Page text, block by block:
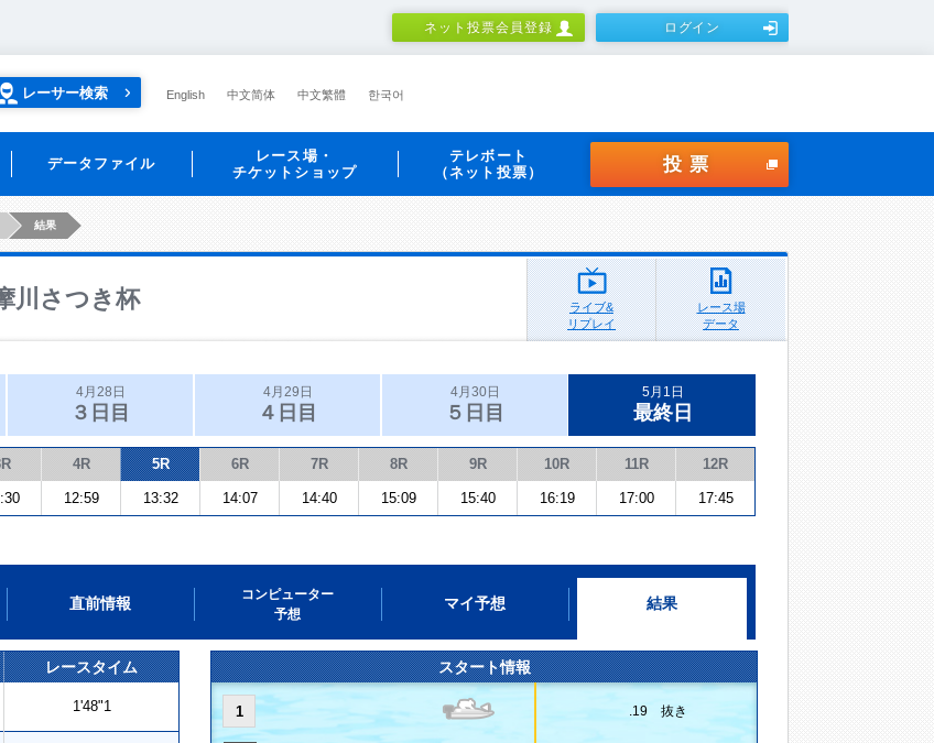
ネット投票会員登録 ログイン
レーサー検索 English 中文简体 中文繁體 한국어
データファイル
レース場・
チケットショップ
テレボート
（ネット投票）
投票
結果
川さつき杯
ライブ&
リプレイ
レース場
データ
4月28日
３日目
4月29日
４日目
4月30日
５日目
5月1日
最終日
4R 5R 6R 7R 8R 9R 10R 11R 12R
12:59 13:32 14:07 14:40 15:09 15:40 16:19 17:00 17:45
直前情報
コンピューター
予想
マイ予想 結果
レースタイム
1'48"1
スタート情報
1 .19 抜き